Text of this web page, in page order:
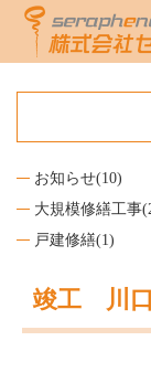
お知らせ(10)
大規模修繕工事
戸建修繕(1)
竣工 川